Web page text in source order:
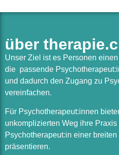
über
Unser Ziel ist es Personen
die passende
und dadurch den Zugang zu
vereinfachen.
Für Psychotherapeut:innen
unkomplizierten Weg ihre
Psychotherapeut:in einer
präsentieren.